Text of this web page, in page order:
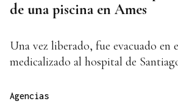
de una piscina en Ames
Una vez liberado, fue evacuado en
medicalizado al hospital de
Agencias